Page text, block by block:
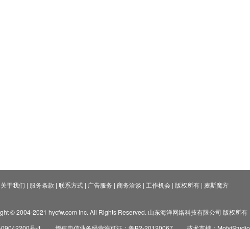
关于我们 | 服务条款 | 联系方式| 广告服务 | 商务洽谈 | 工作机会| 版权所有| 麦斯魔方
© 2004-2021 hycfw.com Inc. All Rights Reserved. 山东海洋网络科技有限公司 版权所有